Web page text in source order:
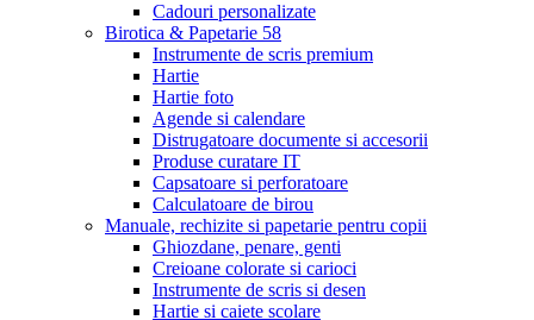
Cadouri personalizate
Birotica & Papetarie 58
Instrumente de scris premium
Hartie
Hartie foto
Agende si calendare
Distrugatoare documente si accesorii
Produse curatare IT
Capsatoare si perforatoare
Calculatoare de birou
Manuale, rechizite si papetarie pentru copii
Ghiozdane, penare, genti
Creioane colorate si carioci
Instrumente de scris si desen
Hartie si caiete scolare